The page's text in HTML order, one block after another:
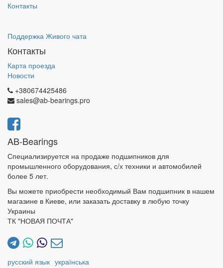
Контакты
Поддержка Живого чата
Контакты
Карта проезда
Новости
+380674425486
sales@ab-bearings.pro
AB-Bearings
Специализируется на продаже подшипников для
промышленного оборудования, с/х техники и автомобилей
более 5 лет.
Вы можете приобрести необходимый Вам подшипник в нашем
магазине в Киеве, или заказать доставку в любую точку
Украины
ТК "НОВАЯ ПОЧТА"
русский язык українська